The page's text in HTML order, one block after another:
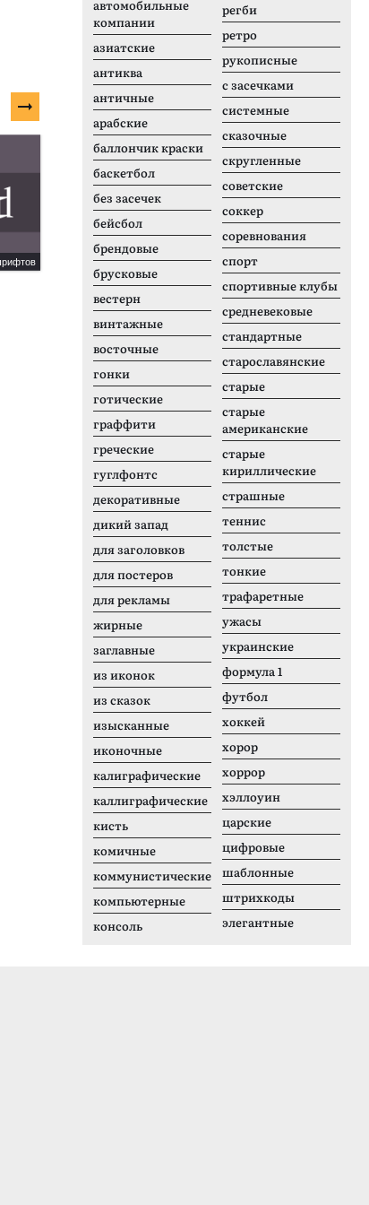
Платный шрифт
Nirvana Rock
автомобильные
компании
азиатские
антиква
античные
арабские
баллончик краски
баскетбол
без засечек
бейсбол
брендовые
брусковые
вестерн
винтажные
восточные
гонки
готические
граффити
греческие
гуглфонтс
декоративные
дикий запад
для заголовков
для постеров
для рекламы
жирные
заглавные
из иконок
из сказок
изысканные
иконочные
калиграфические
каллиграфические
кисть
комичные
коммунистические
компьютерные
консоль
регби
ретро
рукописные
с засечками
системные
сказочные
скругленные
советские
соккер
соревнования
спорт
спортивные клубы
средневековые
стандартные
старославянские
старые
старые
американские
старые
кириллические
страшные
теннис
толстые
тонкие
трафаретные
ужасы
украинские
формула 1
футбол
хоккей
хорор
хоррор
хэллоуин
царские
цифровые
шаблонные
штрихкоды
элегантные